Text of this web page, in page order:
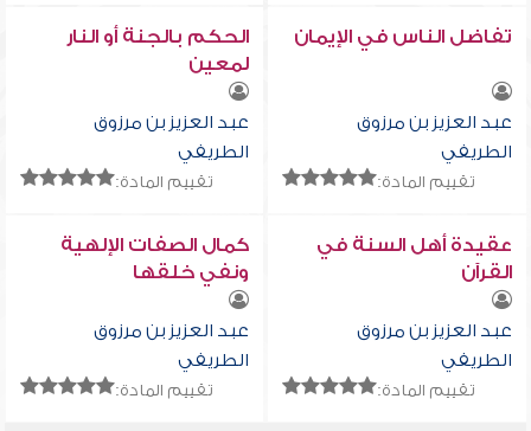
تفاضل الناس في الإيمان
عبد العزيز بن مرزوق
الطريفي
تقييم المادة:
الحكم بالجنة أو النار
لمعين
عبد العزيز بن مرزوق
الطريفي
تقييم المادة:
عقيدة أهل السنة في
القرآن
عبد العزيز بن مرزوق
الطريفي
تقييم المادة:
كمال الصفات الإلهية
ونفي خلقها
عبد العزيز بن مرزوق
الطريفي
تقييم المادة: